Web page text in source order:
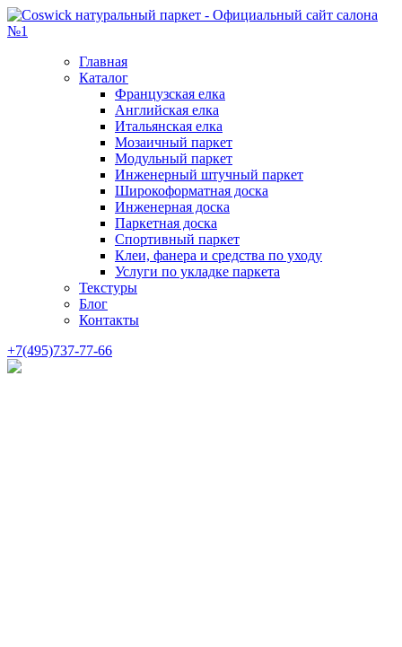
Главная
Каталог
Французская елка
Английская елка
Итальянская елка
Мозаичный паркет
Модульный паркет
Инженерный штучный паркет
Широкоформатная доска
Инженерная доска
Паркетная доска
Спортивный паркет
Клеи, фанера и средства по уходу
Услуги по укладке паркета
Текстуры
Блог
Контакты
+7(495)737-77-66